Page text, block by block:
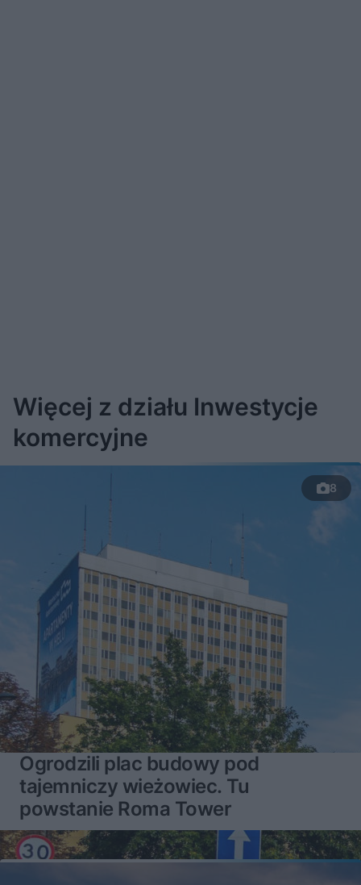
Więcej z działu Inwestycje
komercyjne
8
Ogrodzili plac budowy pod
tajemniczy wieżowiec. Tu
powstanie Roma Tower